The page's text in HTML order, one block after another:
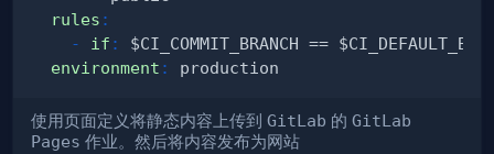
rules :
-
if :
environment :
使用页面定义将静态内容上传到 GitLab 的 GitLab
Pages 作业。然后将内容发布为网站